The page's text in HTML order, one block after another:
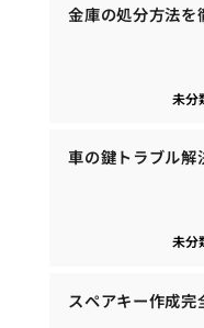
金庫の処分方法を
未分
車の鍵トラブル解
未分
スペアキー作成